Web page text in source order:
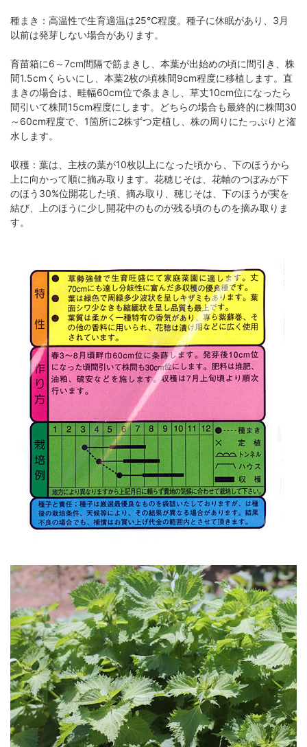
種まき：高温性で生育適温は25℃程度。種子に休眠があり、3月
以前は発芽しない場合があります。
育苗箱に6～7cm間隔で筋まきし、本葉が出始めの頃に間引き、株
間1.5cmくらいにし、本葉2枚の頃株間9cm程度に移植します。直
まきの場合は、畦幅60cm位で条まきし、草丈10cm位になったら
間引いて株間15cm程度にします。どちらの場合も最終的に株間30
～60cm程度で、1箇所に2株ずつ定植し、株の周りにたっぷりと潅
水します。
収穫：葉は、主枝の葉が10枚以上になった頃から、下のほうから
上に向かって順に摘み取ります。花穂じそは、花軸のつぼみが下
のほう30%位開花した頃、摘み取り、穂じそは、下のほうが実を
結び、上のほうに少し開花中のものが残る頃のものを摘み取りま
す。